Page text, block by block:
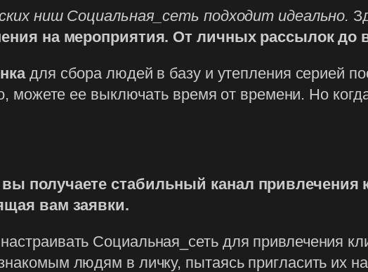
ниш Социальная_сеть подходит идеально.
на мероприятия. От личных рассылок до
для сбора людей в базу и утепления серией
можете ее выключать время от времени. Но
получаете стабильный канал привлечения
вам заявки.
Социальная_сеть для привлечения
людям в личку, пытаясь пригласить их